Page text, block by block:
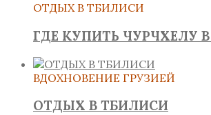
ОТДЫХ В ТБИЛИСИ
ГДЕ КУПИТЬ ЧУРЧХЕЛУ
ВДОХНОВЕНИЕ ГРУЗИЕЙ
ОТДЫХ В ТБИЛИСИ